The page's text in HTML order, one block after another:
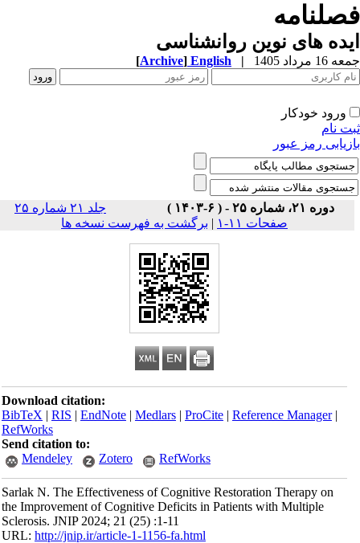
های نوین روانشناسی
مرداد 1405 |
English
[Archive]
ورود خودکار
نام
رمز عبور
دوره ۲۱، شماره ۲۵ - ( ۶-۱۴۰۳ )
جلد ۲۱ شماره ۲۵
صفحات ۱۱-۱
| برگشت به فهرست نسخه ها
Download citation:
BibTeX|RIS|EndNote|Medlars|ProCite|Reference Manager
RefWorks
Send citation to:
Mendeley
Zotero RefWorks
Sarlak N. The Effectiveness of Cognitive Restoration Therapy on
the Improvement of Cognitive Deficits in Patients with Multiple
Sclerosis. JNIP 2024; 21 (25) :1-11
URL:http://jnip.ir/article-1-1156-fa.html